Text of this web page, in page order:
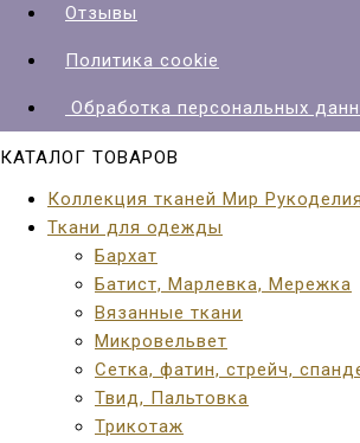
Отзывы
Политика cookie
Обработка персональных
КАТАЛОГ ТОВАРОВ
Коллекция тканей Мир Рукоделия
Ткани для одежды
Бархат
Батист, Марлевка, Мережка
Вязанные ткани
Микровельвет
Сетка, фатин, стрейч,
Твид, Пальтовка
Трикотаж